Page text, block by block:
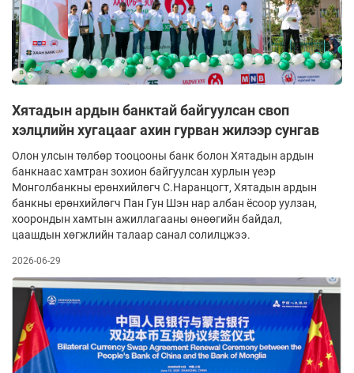
Хятадын ардын банктай байгуулсан своп
хэлцлийн хугацааг ахин гурван жилээр сунгав
Олон улсын төлбөр тооцооны банк болон Хятадын ардын
банкнаас хамтран зохион байгуулсан хурлын үеэр
Монголбанкны ерөнхийлөгч С.Наранцогт, Хятадын ардын
банкны ерөнхийлөгч Пан Гун Шэн нар албан ёсоор уулзан,
хоорондын хамтын ажиллагааны өнөөгийн байдал,
цаашдын хөгжлийн талаар санал солилц­жээ.
2026-06-29